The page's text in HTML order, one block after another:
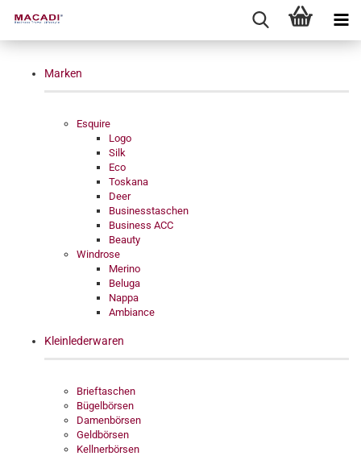
Marken
Esquire
Logo
Silk
Eco
Toskana
Deer
Businesstaschen
Business ACC
Beauty
Windrose
Merino
Beluga
Nappa
Ambiance
Kleinlederwaren
Brieftaschen
Bügelbörsen
Damenbörsen
Geldbörsen
Kellnerbörsen